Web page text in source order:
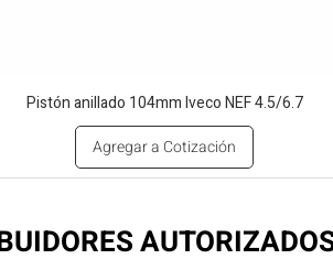
Pistón anillado 104mm Iveco NEF 4.5/6.7
Agregar a Cotización